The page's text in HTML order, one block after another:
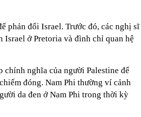
phản đối Israel. Trước đó, các nghị sĩ
Israel ở Pretoria và đình chỉ quan hệ
chính nghĩa của người Palestine để
đóng. Nam Phi thường ví cảnh
da đen ở Nam Phi trong thời kỳ